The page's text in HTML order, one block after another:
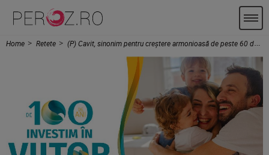
Home Retete (P) Cavit, sinonim pentru creștere armonioasă de peste 60 de ani